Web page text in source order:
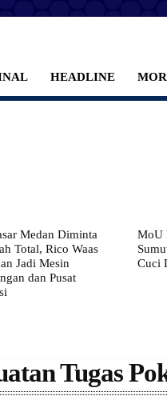
HEADLINE
Medan Diminta
Total, Rico Waas
Jadi Mesin
dan Pusat
MoU
Cuci
Tugas